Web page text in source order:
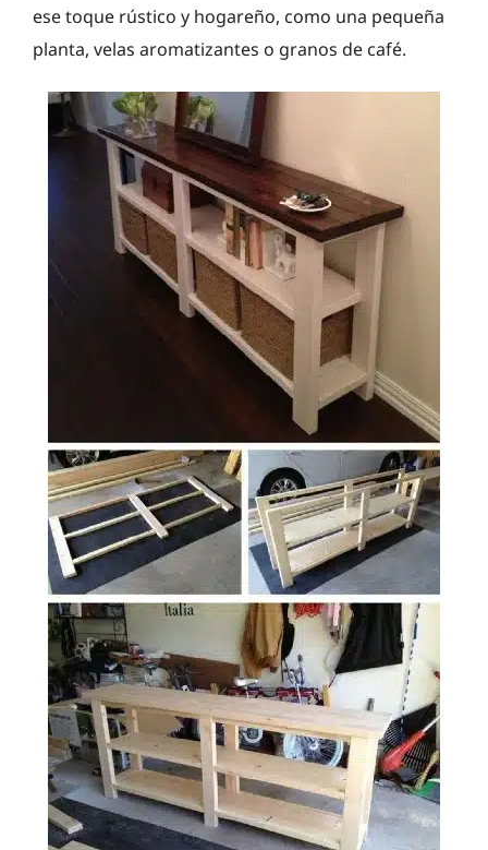
ese toque rústico y hogareño, como una pequeña
planta, velas aromatizantes o granos de café.